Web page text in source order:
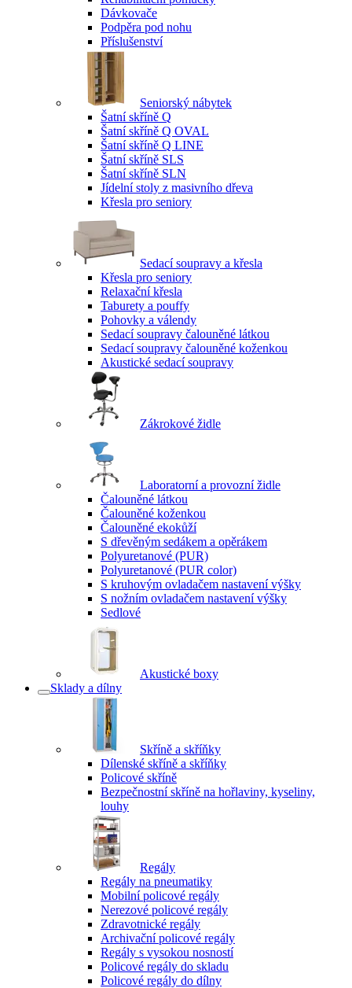
Dávkovače
Podpěra pod nohu
Příslušenství
Seniorský nábytek
Šatní skříně Q
Šatní skříně Q OVAL
Šatní skříně Q LINE
Šatní skříně SLS
Šatní skříně SLN
Jídelní stoly z masivního dřeva
Křesla pro seniory
Sedací soupravy a křesla
Křesla pro seniory
Relaxační křesla
Taburety a pouffy
Pohovky a válendy
Sedací soupravy čalouněné látkou
Sedací soupravy čalouněné koženkou
Akustické sedací soupravy
Zákrokové židle
Laboratorní a provozní židle
Čalouněné látkou
Čalouněné koženkou
Čalouněné ekokůží
S dřevěným sedákem a opěrákem
Polyuretanové (PUR)
Polyuretanové (PUR color)
S kruhovým ovladačem nastavení výšky
S nožním ovladačem nastavení výšky
Sedlové
Akustické boxy
Sklady a dílny
Skříně a skříňky
Dílenské skříně a skříňky
Policové skříně
Bezpečnostní skříně na hořlaviny, kyseliny,
louhy
Regály
Regály na pneumatiky
Mobilní policové regály
Nerezové policové regály
Zdravotnické regály
Archivační policové regály
Regály s vysokou nosností
Policové regály do skladu
Policové regály do dílny